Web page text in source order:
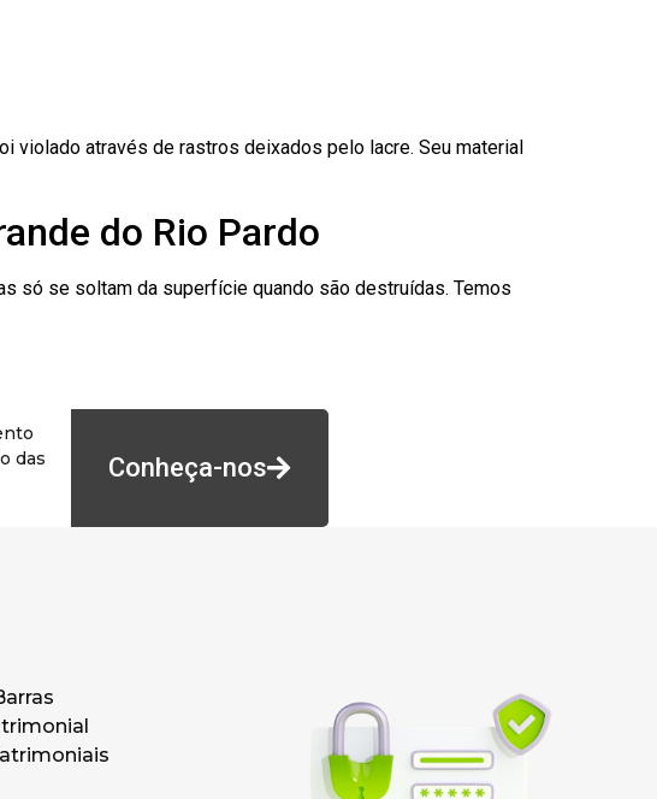
através de rastros deixados pelo lacre. Seu material
do Rio Pardo
só se soltam da superfície quando são destruídas. Temos
das
Conheça-nos